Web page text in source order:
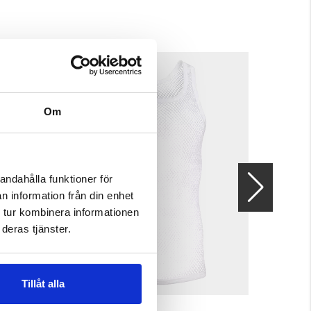
Om
funktioner för
information från din enhet
kombinera informationen
tjänster.
Tillåt alla